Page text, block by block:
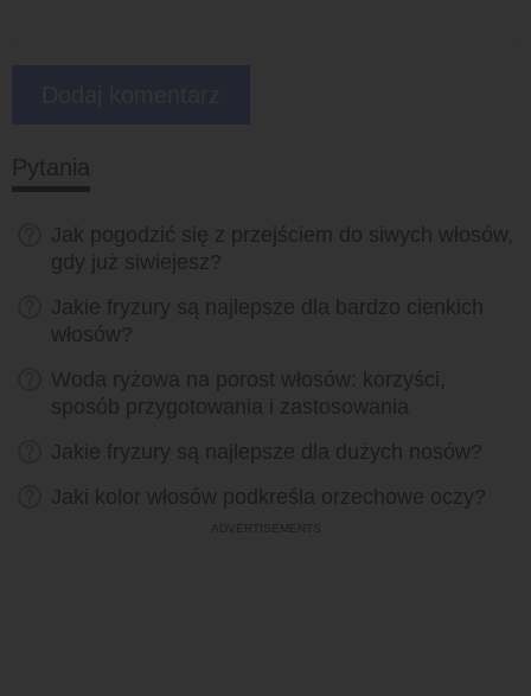
Pytania
Jak pogodzić się z przejściem do siwych włosów,
gdy już siwiejesz?
Jakie fryzury są najlepsze dla bardzo cienkich
włosów?
Woda ryżowa na porost włosów: korzyści,
sposób przygotowania i zastosowania
Jakie fryzury są najlepsze dla dużych nosów?
Jaki kolor włosów podkreśla orzechowe oczy?